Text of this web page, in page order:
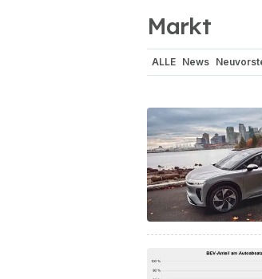
Markt
ALLE News
In eigener Sache
Elon Musk Elektro-